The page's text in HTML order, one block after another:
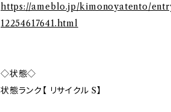
https://ameblo.jp/kimonoyatento/
12254617641.html
◇状態◇
状態ランク【 リサイクル S】